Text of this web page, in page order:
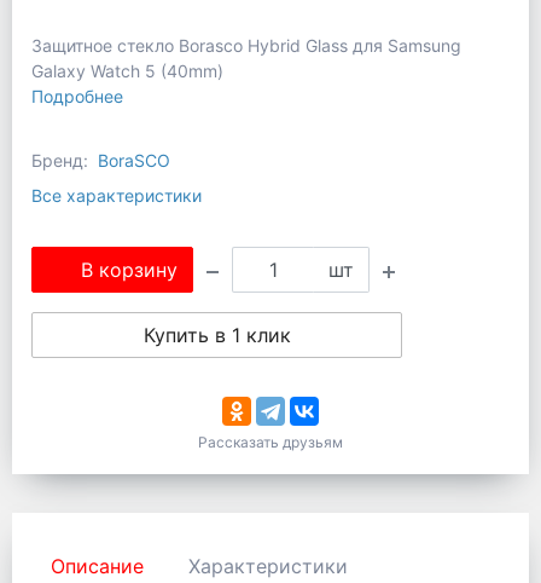
Защитное стекло Borasco Hybrid Glass для Samsung
Galaxy Watch 5 (40mm)
Подробнее
Бренд: BoraSCO
Все характеристики
В корзину шт
Купить в 1 клик
Рассказать друзьям
Описание Характеристики